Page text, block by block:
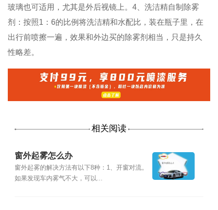
玻璃也可适用，尤其是外后视镜上。4、洗洁精自制除雾
剂：按照1：6的比例将洗洁精和水配比，装在瓶子里，在
出行前喷擦一遍，效果和外边买的除雾剂相当，只是持久
性略差。
相关阅读
窗外起雾怎么办
窗外起雾的解决方法有以下8种：1、开窗对流。
如果发现车内雾气不大，可以...